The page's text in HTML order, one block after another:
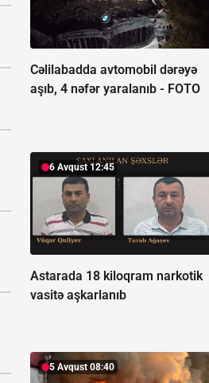
Cəlilabadda avtomobil dərəyə
aşıb, 4 nəfər yaralanıb - FOTO
6 Avqust 12:45
Astarada 18 kiloqram narkotik
vasitə aşkarlanıb
5 Avqust 08:40